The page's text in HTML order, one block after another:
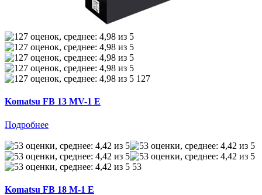
127
Komatsu FB 13 MV-1 E
Подробнее
53
Komatsu FB 18 M-1 E